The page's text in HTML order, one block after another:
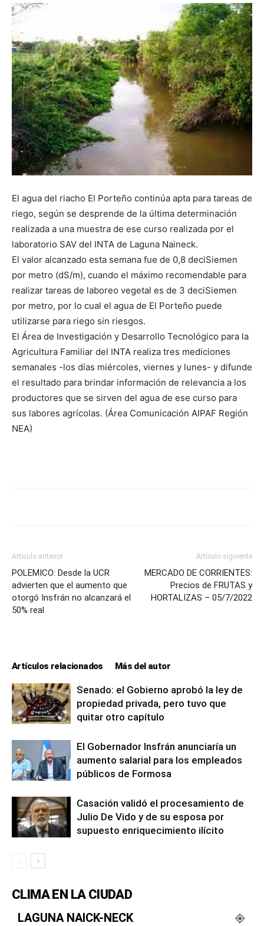
::
La
Verdad
es
lo
que
se
El agua del riacho El Porteño continúa apta para tareas de
riego, según se desprende de la última determinación
realizada a una muestra de ese curso realizada por el
laboratorio SAV del INTA de Laguna Naineck.
El valor alcanzado esta semana fue de 0,8 deciSiemen
por metro (dS/m), cuando el máximo recomendable para
realizar tareas de laboreo vegetal es de 3 deciSiemen
por metro, por lo cual el agua de El Porteño puede
utilizarse para riego sin riesgos.
El Área de Investigación y Desarrollo Tecnológico para la
Agricultura Familiar del INTA realiza tres mediciones
semanales -los días miércoles, viernes y lunes- y difunde
el resultado para brindar información de relevancia a los
productores que se sirven del agua de ese curso para
sus labores agrícolas. (Área Comunicación AIPAF Región
NEA)
Artículo anterior
POLEMICO: Desde la UCR
advierten que el aumento que
otorgó Insfrán no alcanzará el
50% real
Artículo siguiente
MERCADO DE CORRIENTES:
Precios de FRUTAS y
HORTALIZAS – 05/7/2022
Artículos relacionados Más del autor
Senado: el Gobierno aprobó la ley de
propiedad privada, pero tuvo que
quitar otro capítulo
El Gobernador Insfrán anunciaría un
aumento salarial para los empleados
públicos de Formosa
Casación validó el procesamiento de
Julio De Vido y de su esposa por
supuesto enriquecimiento ilícito
CLIMA EN LA CIUDAD
LAGUNA NAICK-NECK